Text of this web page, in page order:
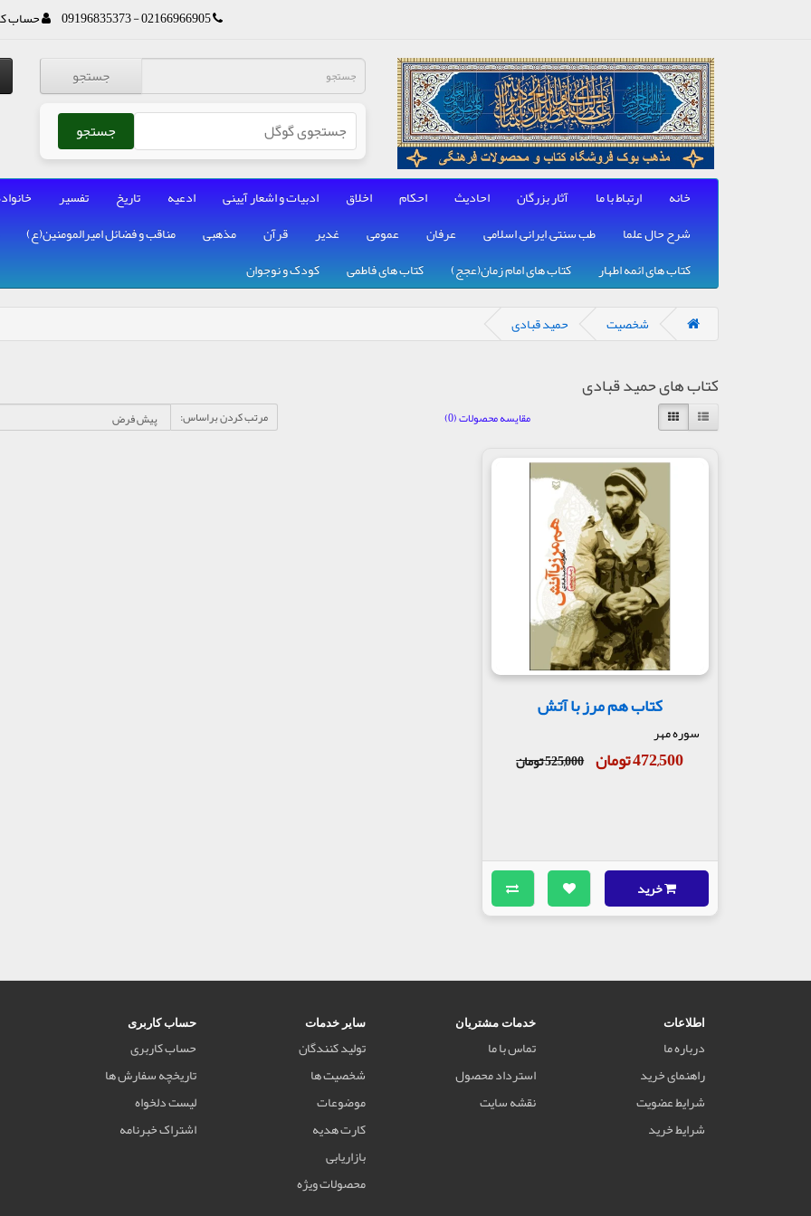
02166966905 - 09196835373 حساب
جستجو
جستجو
خانه ارتباط با ما آثار بزرگان احادیث احکام اخلاق ادبیات و اشعار آیینی ادعیه تاریخ تفسیر
شرح حال علما
طب سنتی, ایرانی, اسلامی عرفان عمومی غدیر قرآن مذهبی مناقب و فضائل امیرالمومنین(ع)
کتاب های ائمه اطهار
کتاب های امام زمان(عجج) کتاب های فاطمی کودک و نوجوان
شخصیت حمید قبادی
کتاب های حمید قبادی
مقایسه محصولات (0) مرتب کردن براساس:
کتاب هم مرز با آتش
سوره مهر
472,500 تومان 525,000 تومان
خرید
اطلاعات
درباره ما
راهنمای خرید
شرایط عضویت
شرایط خرید
خدمات مشتریان
تماس با ما
استرداد محصول
نقشه سایت
سایر خدمات
تولید کنندگان
شخصیت ها
موضوعات
کارت هدیه
بازاریابی
محصولات ویژه
حساب کاربری
حساب کاربری
تاریخچه سفارش ها
لیست دلخواه
اشتراک خبرنامه